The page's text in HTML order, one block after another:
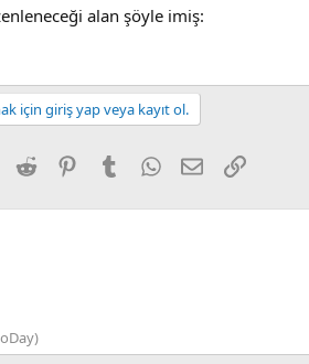
alan şöyle imiş:
için giriş yap veya kayıt ol.
Reddit PinterestTumblrWhatsApp
E-postaLink